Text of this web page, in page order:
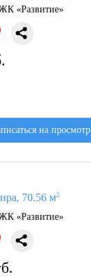
«Развитие»
на просмотр
70.56 м2
«Развитие»